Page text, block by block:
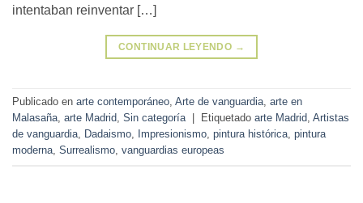
intentaban reinventar […]
CONTINUAR LEYENDO →
Publicado en arte contemporáneo, Arte de vanguardia, arte en
Malasaña, arte Madrid, Sin categoría Etiquetado arte Madrid, Artistas
de vanguardia, Dadaismo, Impresionismo, pintura histórica, pintura
moderna, Surrealismo, vanguardias europeas